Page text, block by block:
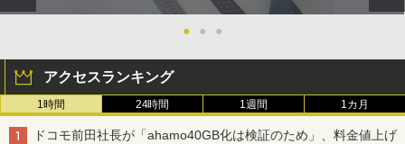
● ● ●
アクセスランキング
1時間 24時間 1週間 1カ月
ドコモ前田社長が「ahamo40GB化は検証のため」、料金値上げ